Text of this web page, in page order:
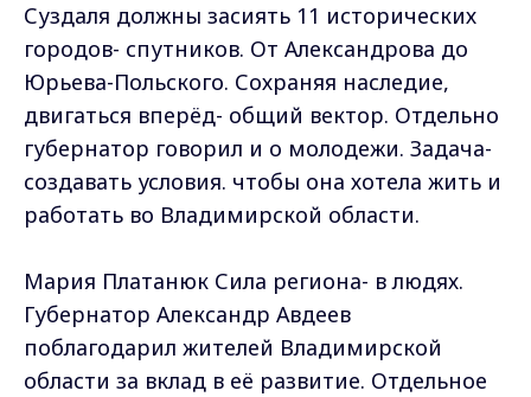
Суздаля должны засиять 11 исторических
городов- спутников. От Александрова до
Юрьева-Польского. Сохраняя наследие,
двигаться вперёд- общий вектор. Отдельно
губернатор говорил и о молодежи. Задача-
создавать условия. чтобы она хотела жить и
работать во Владимирской области.
Мария Платанюк Сила региона- в людях.
Губернатор Александр Авдеев
поблагодарил жителей Владимирской
области за вклад в её развитие. Отдельное